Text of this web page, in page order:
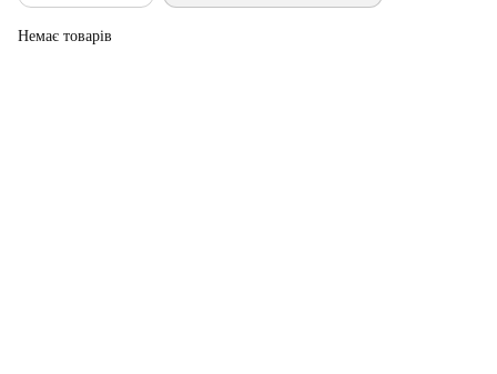
Немає товарів